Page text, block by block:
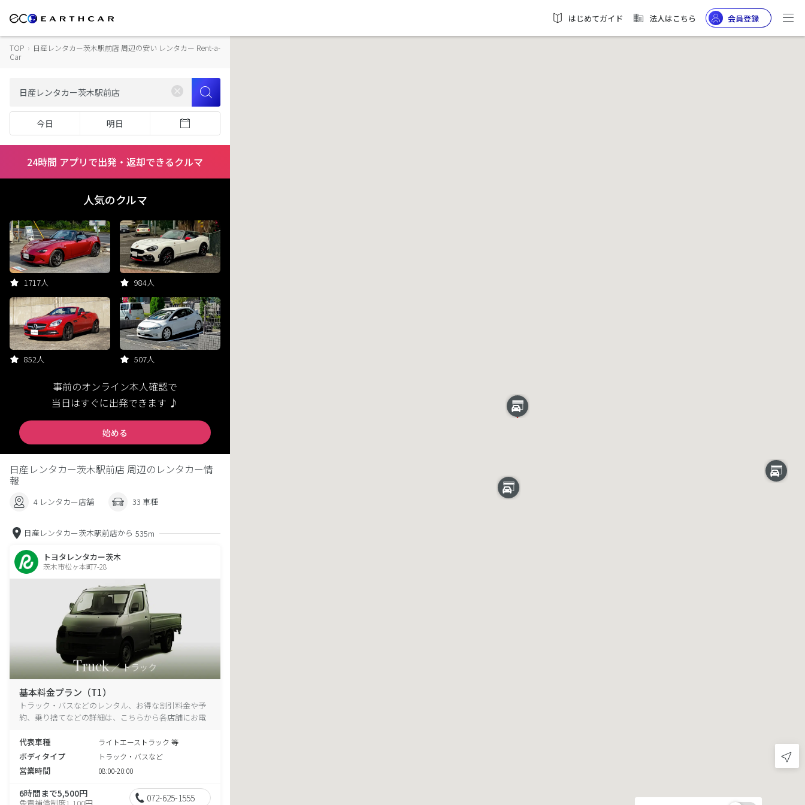
はじめてガイド 法人はこちら 会員登録
TOP › 日産レンタカー茨木駅前店 周辺の安い レンタカー Rent-a-
Car
今日 明日
24時間 アプリで出発・返却できるクルマ
人気のクルマ
1717人 984人
852人 507人
事前のオンライン本人確認で
当日はすぐに出発できます ♪
始める
日産レンタカー茨木駅前店 周辺のレンタカー情
報
4 レンタカー店舗 33 車種
日産レンタカー茨木駅前店から 535m
トヨタレンタカー茨木
茨木市松ヶ本町7-28
基本料金プラン（T1）
トラック・バスなどのレンタル、お得な割引料金や予
約、乗り捨てなどの詳細は、こちらから各店舗にお電
代表車種
ライトエーストラック 等
ボディタイプ トラック・バスなど
営業時間 08:00-20:00
6時間まで5,500円
免責補償制度1,100円 072-625-1555